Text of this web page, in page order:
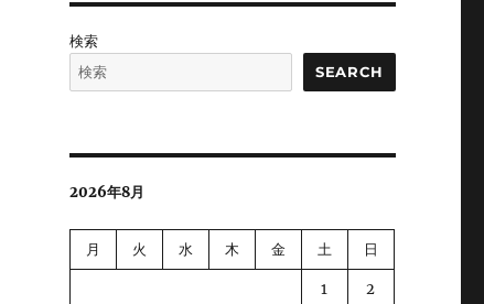
検索
SEARCH
2026年8月
月 火 水 木 金 土 日
1 2